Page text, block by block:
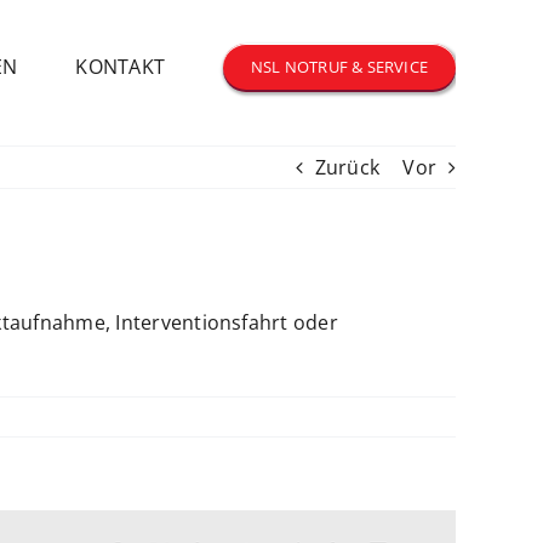
KONTAKT NSL NOTRUF & SERVICE
Zurück Vor
Interventionsfahrt oder